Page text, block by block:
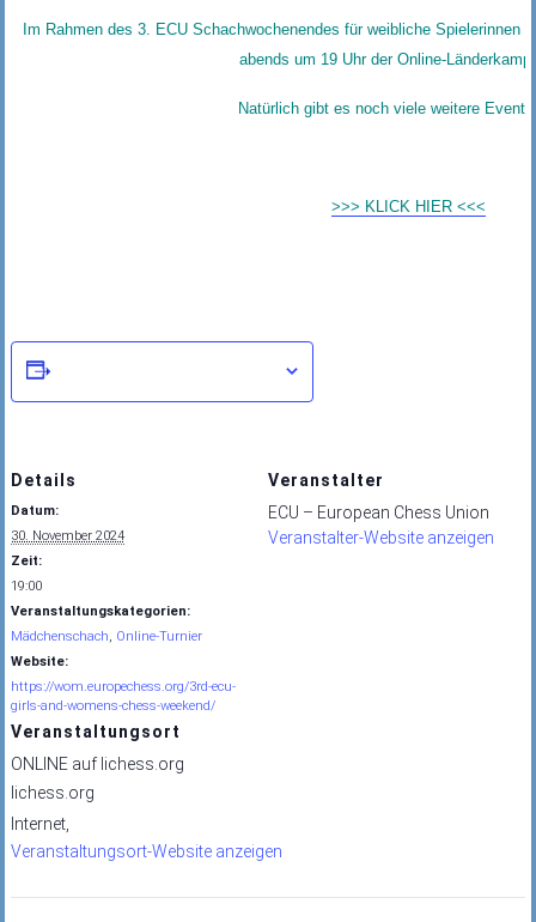
Im Rahmen des 3. ECU Schachwochenendes für weibliche Spielerinnen
abends um 19 Uhr der Online-
Natürlich gibt es noch viele weitere
>>> KLICK HIER <<<
Details
Datum:
30. November 2024
Zeit:
19:00
Veranstaltungskategorien:
Mädchenschach, Online-Turnier
Website:
https://wom.europechess.org/3rd-ecu-
girls-and-womens-chess-weekend/
Veranstaltungsort
ONLINE auf lichess.org
lichess.org
Internet,
Veranstaltungsort-Website anzeigen
Veranstalter
ECU – European Chess Union
Veranstalter-Website anzeigen